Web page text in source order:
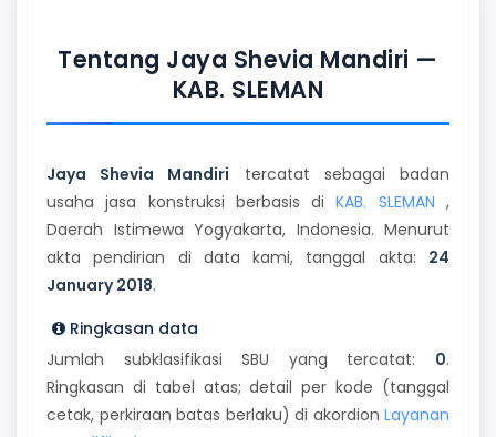
Tentang Jaya Shevia Mandiri —
KAB. SLEMAN
Jaya Shevia Mandiri tercatat sebagai badan
usaha jasa konstruksi berbasis diKAB. SLEMAN ,
Daerah Istimewa Yogyakarta, Indonesia. Menurut
akta pendirian di data kami, tanggal akta: 24
January 2018.
Ringkasan data
Jumlah subklasifikasi SBU yang tercatat: 0.
Ringkasan di tabel atas; detail per kode (tanggal
cetak, perkiraan batas berlaku) di akordion Layanan